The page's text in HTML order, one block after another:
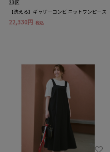
23区
【洗える】ギャザーコンビ ニットワンピース
22,330円 税込